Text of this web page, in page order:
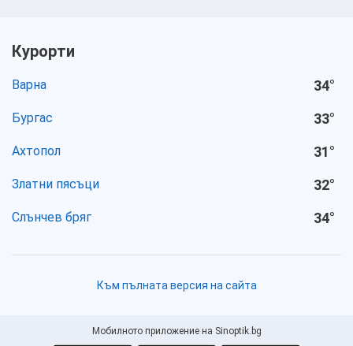
Курорти
Варна 34°
Бургас 33°
Ахтопол 31°
Златни пясъци 32°
Слънчев бряг 34°
Към пълната версия на сайта
Мобилното приложение на Sinoptik.bg